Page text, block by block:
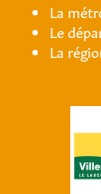
La
Le
La